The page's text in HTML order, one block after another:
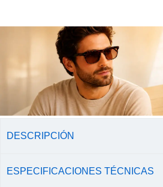
DESCRIPCIÓN
ESPECIFICACIONES TÉCNICAS